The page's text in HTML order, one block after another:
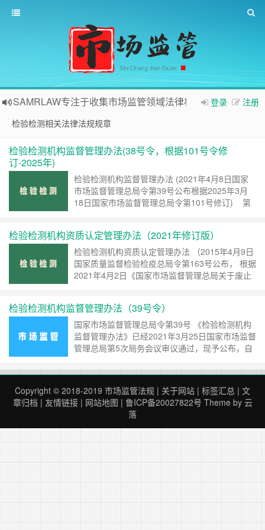
登录 注册
SAMRLAW专注于收集市场监管领域法律相关内容
检验检测相关法律法规规章
检验检测机构监督管理办法(38号令，根据101号令修
订-2025年)
检验检测机构监督管理办法 (2021年4月8日国家
市场监督管理总局令第39号公布根据2025年3月
18日国家市场监督管理总局令第101号修订) 第
测……继续阅读 »
检验检测机构资质认定管理办法（2021年修订版）
检验检测机构资质认定管理办法 （2015年4月9日
国家质量监督检验检疫总局令第163号公布， 根据
2021年4月2日《国家市场监督管理总局关于废止
检验检测机构监督管理办法（39号令）
国家市场监督管理总局令第39号 《检验检测机构
监督管理办法》已经2021年3月25日国家市场监督
管理总局第5次局务会议审议通过，现予公布，自
日 检验检测机构监督管理办法 第一条 ……继续阅
Copyright © 2018-2019 市场监管法规 | 关于网站 | 标签汇总 | 文
章归档 | 友情链接| 网站地图 | 鲁ICP备20027822号 Theme by 云
落